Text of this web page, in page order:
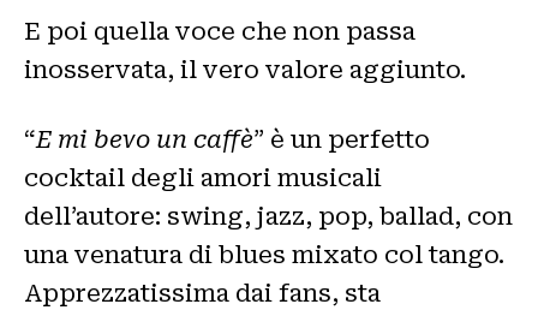
E poi quella voce che non passa
inosservata, il vero valore aggiunto.
“E mi bevo un caffè” è un perfetto
cocktail degli amori musicali
dell’autore: swing, jazz, pop, ballad, con
una venatura di blues mixato col tango.
Apprezzatissima dai fans, sta